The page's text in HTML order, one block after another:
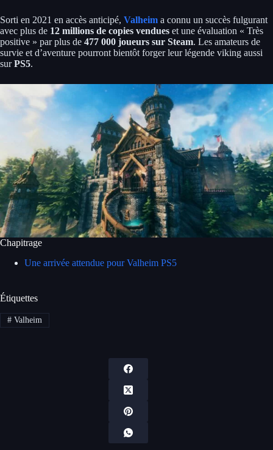
Sorti en 2021 en accès anticipé, Valheim a connu un succès fulgurant
avec plus de 12 millions de copies vendues et une évaluation « Très
positive » par plus de 477 000 joueurs sur Steam. Les amateurs de
survie et d’aventure pourront bientôt forger leur légende viking aussi
surPS5.
Chapitrage
Une arrivée attendue pour Valheim PS5
Étiquettes
#Valheim